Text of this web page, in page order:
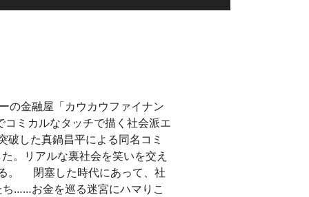
の金融屋「カウカウファイナン
ミカルなタッチで描く社会派エ
した真鍋昌平による同名コミ
。リアルな裏社会を笑いを交え
。 閉塞した時代にあって、社
ち……お金を巡る迷宮にハマりこ